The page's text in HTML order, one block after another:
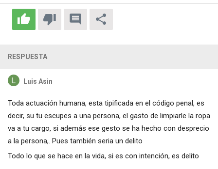
RESPUESTA
Luis Asin
Toda actuación humana, esta tipificada en el código penal, es
decir, su tu escupes a una persona, el gasto de limpiarle la ropa
va a tu cargo, si además ese gesto se ha hecho con desprecio
a la persona,. Pues también seria un delito
Todo lo que se hace en la vida, si es con intención, es delito